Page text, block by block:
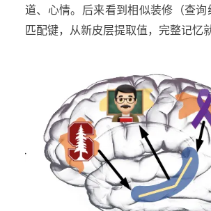
道、心情。后来看到相似装修（查询
匹配键，从新皮层提取值，完整记忆